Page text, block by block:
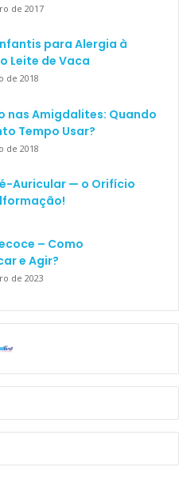
de 2017
para Alergia à
Leite de Vaca
de 2018
nas Amigdalites: Quando
Tempo Usar?
de 2018
Auricular — o Orifício
– Como
e Agir?
de 2023